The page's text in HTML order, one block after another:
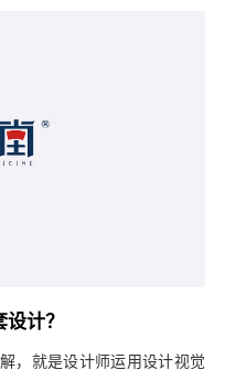
计？
，就是设计师运用设计视觉